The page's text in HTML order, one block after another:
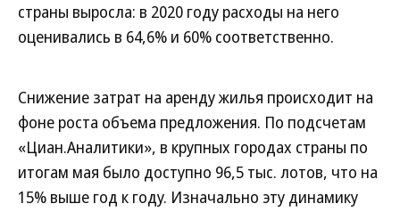
страны выросла: в 2020 году расходы на него
оценивались в 64,6% и 60% соответственно.
Снижение затрат на аренду жилья происходит на
фоне роста объема предложения. По подсчетам
«Циан.Аналитики», в крупных городах страны по
итогам мая было доступно 96,5 тыс. лотов, что на
15% выше год к году. Изначально эту динамику